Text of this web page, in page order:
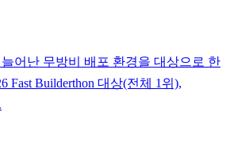
어난 무방비 배포 환경을 대상으로 한
Fast Builderthon 대상(전체 1위),